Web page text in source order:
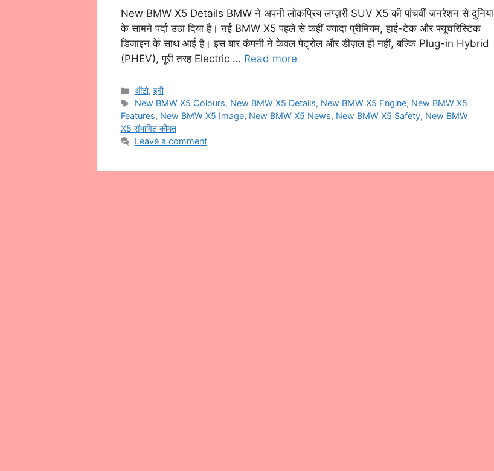
New BMW X5 Details BMW ने अपनी लोकप्रिय लग्ज़री SUV X5 की पांचवीं जनरेशन से दुनिया
के सामने पर्दा उठा दिया है। नई BMW X5 पहले से कहीं ज्यादा प्रीमियम, हाई-टेक और फ्यूचरिस्टिक
डिजाइन के साथ आई है। इस बार कंपनी ने केवल पेट्रोल और डीज़ल ही नहीं, बल्कि Plug-in Hybrid
(PHEV), पूरी तरह Electric … Read more
Categories
ऑटो, इवी
Tags
New BMW X5 Colours, New BMW X5 Details, New BMW X5 Engine, New BMW X5
Features, New BMW X5 Image, New BMW X5 News, New BMW X5 Safety, New BMW
X5 संभावित कीमत
Leave a comment